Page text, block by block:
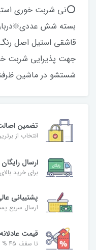
⭕️نی شربت خوری
بسته شش
قاشقی استیل اصل
جهت پذیرایی شربت
شستشو در ماشین
تضمین
انتخاب از
ارسال رایگان
برای خرید بالای 50 میلیون تومان
پشتیبانی
ارسال سریع
قیمت عادلانه
تا سقف 45 % تخفیف